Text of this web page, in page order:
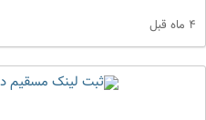
4 ماه قبل